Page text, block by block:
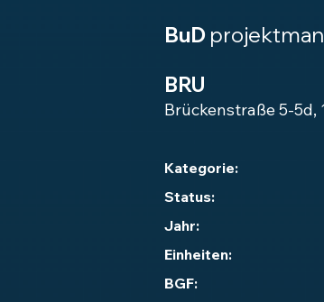
BuD
BRU
Brückenstraße 5-5d,
Kategorie:
Status:
Jahr:
Einheiten:
BGF: